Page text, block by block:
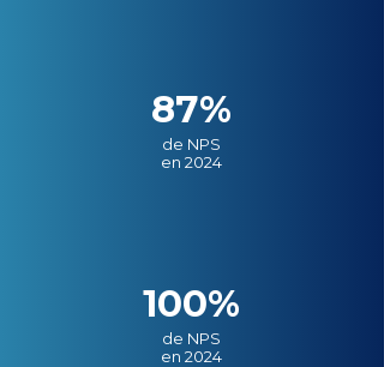
87%
de NPS
en 2024
100%
de NPS
en 2024